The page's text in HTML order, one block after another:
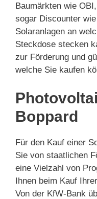
Baumärkten wie
sogar Discounter
Solaranlagen an
Steckdose stecken
zur Förderung und
welche Sie kaufen
Boppard
Für den Kauf einer
Sie von staatlichen
eine Vielzahl von
Ihnen beim Kauf
Von der KfW-Bank